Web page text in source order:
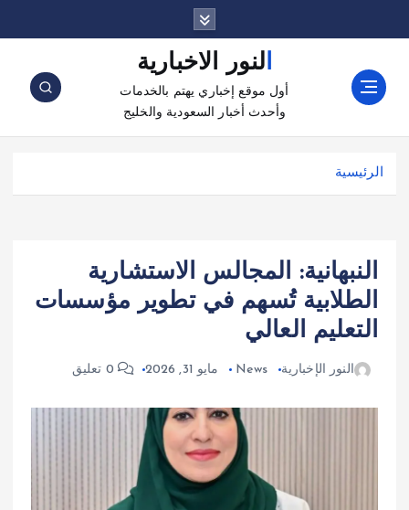
ز
النور الاخبارية
أول موقع إخباري يهتم بالخدمات
وأحدث أخبار السعودية والخليج
الرئيسية
النبهانية: المجالس الاستشارية
الطلابية تُسهم في تطوير مؤسسات
التعليم العالي
النور الإخبارية News مايو 31, 2026 0 تعليق